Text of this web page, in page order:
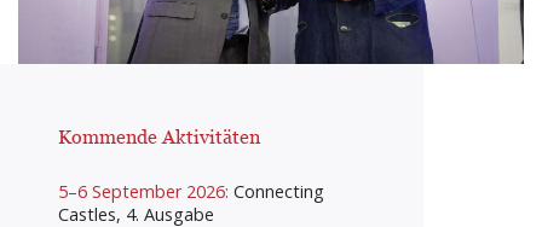
Kommende Aktivitäten
5–6 September 2026: Connecting
Castles, 4. Ausgabe